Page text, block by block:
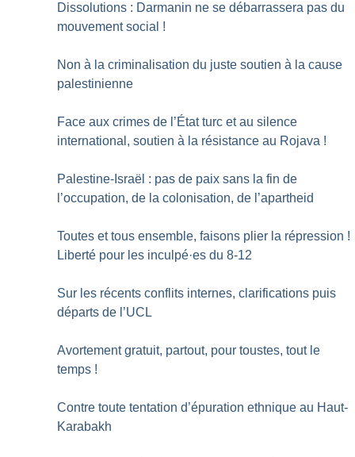
Dissolutions : Darmanin ne se débarrassera pas du
mouvement social !
Non à la criminalisation du juste soutien à la cause
palestinienne
Face aux crimes de l’État turc et au silence
international, soutien à la résistance au Rojava !
Palestine-Israël : pas de paix sans la fin de
l’occupation, de la colonisation, de l’apartheid
Toutes et tous ensemble, faisons plier la répression !
Liberté pour les inculpé·es du 8-12
Sur les récents conflits internes, clarifications puis
départs de l’UCL
Avortement gratuit, partout, pour toustes, tout le
temps !
Contre toute tentation d’épuration ethnique au Haut-
Karabakh